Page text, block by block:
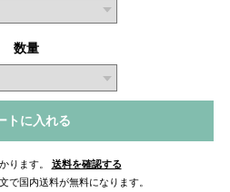
数量
トに入れる
ります。
送料を確認する
で国内送料が無料になります。